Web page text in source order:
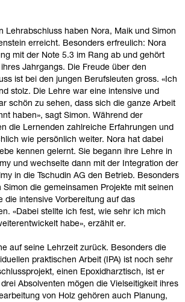
Lehrabschluss haben Nora, Maik und Simon
erreicht. Besonders erfreulich: Nora
mit der Note 5.3 im Rang ab und gehört
Jahrgangs. Die Freude über den
ist bei den jungen Berufsleuten gross. «Ich
stolz. Die Lehre war eine intensive und
schön zu sehen, dass sich die ganze Arbeit
haben», sagt Simon. Während der
die Lernenden zahlreiche Erfahrungen und
wie persönlich weiter. Nora hat dabei
kennen gelernt. Sie begann ihre Lehre in
und wechselte dann mit der Integration der
in die Tschudin AG den Betrieb. Besonders
Simon die gemeinsamen Projekte mit seinen
die intensive Vorbereitung auf das
«Dabei stellte ich fest, wie sehr ich mich
habe», erzählt er.
auf seine Lehrzeit zurück. Besonders die
praktischen Arbeit (IPA) ist noch sehr
einen Epoxidharztisch, ist er
Absolventen mögen die Vielseitigkeit ihres
von Holz gehören auch Planung,